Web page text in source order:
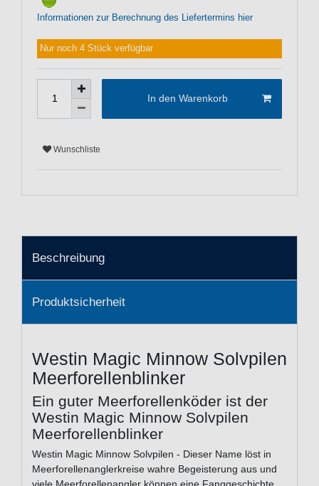
Informationen zur Berechnung des Liefertermins hier
Nur noch 4 Stück verfügbar
In den Warenkorb
Wunschliste
Beschreibung
Produktsicherheit
Westin Magic Minnow Solvpilen
Meerforellenblinker
Ein guter Meerforellenköder ist der
Westin Magic Minnow Solvpilen
Meerforellenblinker
Westin Magic Minnow Solvpilen - Dieser Name löst in
Meerforellenanglerkreise wahre Begeisterung aus und